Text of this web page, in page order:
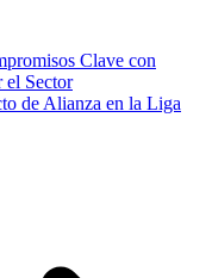
Clave con
el Sector
de Alianza en la Liga